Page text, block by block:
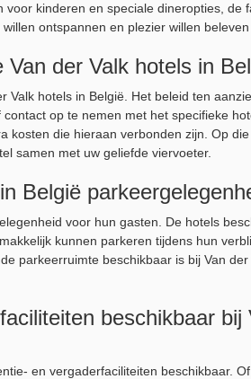
kinderen en speciale dineropties, de
ontspannen en plezier willen
der Valk hotels in
Valk hotels in België. Het beleid ten
op te nemen met het specifieke
kosten die hieraan verbonden zijn. Op
samen met uw geliefde viervoeter.
België
voor hun gasten. De hotels
kunnen parkeren tijdens hun
parkeerruimte beschikbaar is bij Van
beschikbaar bij
en vergaderfaciliteiten beschikbaar.